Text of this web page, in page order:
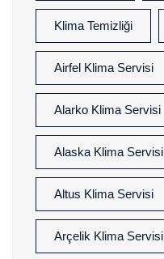
Klima Temizliği
Airfel Klima Servisi
Alarko Klima Servisi
Alaska Klima Servisi
Altus Klima Servisi
Arçelik Klima Servisi